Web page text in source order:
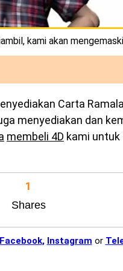
kami akan
Carta
menyediakan dan
membeli 4D kami
Shares
1
Facebook, Instagram or